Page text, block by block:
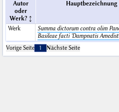
Autor
oder
Werk?
Werk
Summa dictorum contra olim
Basileae facti 'Dampnatis
Vorige Seite
1 Nächste Seite